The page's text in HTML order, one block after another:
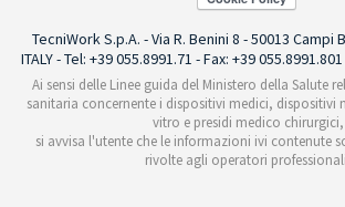
TecniWork S.p.A. - Via R. Benini 8 - 50013
ITALY - Tel: +39 055.8991.71 - Fax: +39
Ai sensi delle Linee guida del Ministero della Salute
sanitaria concernente i dispositivi medici, dispositivi
vitro e presidi medico chirurgici,
si avvisa l'utente che le informazioni ivi contenute
rivolte agli operatori